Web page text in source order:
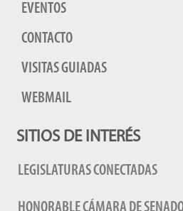
EVENTOS
CONTACTO
VISITAS GUIADAS
WEBMAIL
SITIOS DE INTERÉS
LEGISLATURAS CONECTADAS